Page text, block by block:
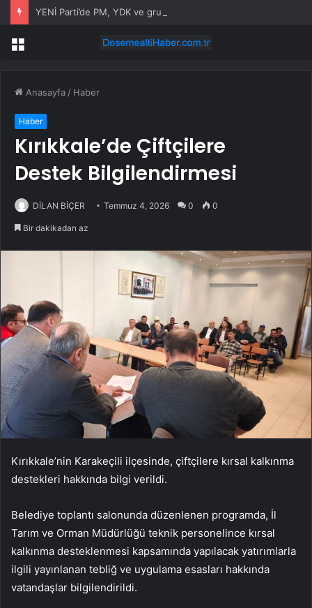
YENİ Parti’de PM, YDK ve grup başkanvekilleri belirlendi
Menü
Anasayfa / Haber
Haber
Kırıkkale’de Çiftçilere
Destek Bilgilendirmesi
DİLAN BİÇER Temmuz 4, 2026 0 0
Bir dakikadan az
Kırıkkale’nin Karakeçili ilçesinde, çiftçilere kırsal kalkınma
destekleri hakkında bilgi verildi.
Belediye toplantı salonunda düzenlenen programda, İl
Tarım ve Orman Müdürlüğü teknik personelince kırsal
kalkınma desteklenmesi kapsamında yapılacak yatırımlarla
ilgili yayınlanan tebliğ ve uygulama esasları hakkında
vatandaşlar bilgilendirildi.